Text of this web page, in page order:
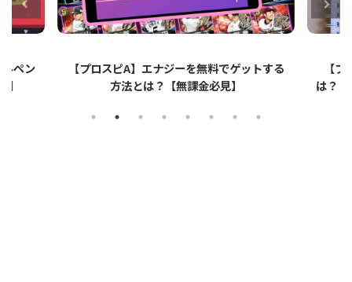
ットする
【プロスピA】ペーパーライクフィルムと
説